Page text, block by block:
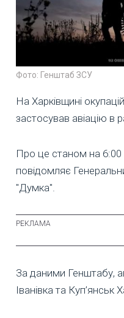
Фото: Генштаб ЗСУ
На Харківщині
застосував авіацію в
Про це станом на 6:00
повідомляє
"Думка".
За даними Генштабу,
Іванівка та Куп’янськ